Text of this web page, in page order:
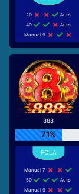
20
Auto
40
Auto
Manual 9
888
71%
Manual 7
50
Auto
Manual 9